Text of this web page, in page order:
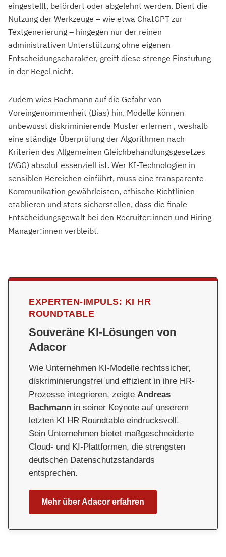
eingestellt, befördert oder abgelehnt werden. Dient die
Nutzung der Werkzeuge – wie etwa ChatGPT zur
Textgenerierung – hingegen nur der reinen
administrativen Unterstützung ohne eigenen
Entscheidungscharakter, greift diese strenge Einstufung
in der Regel nicht.
Zudem wies Bachmann auf die Gefahr von
Voreingenommenheit (Bias) hin. Modelle können
unbewusst diskriminierende Muster erlernen , weshalb
eine ständige Überprüfung der Algorithmen nach
Kriterien des Allgemeinen Gleichbehandlungsgesetzes
(AGG) absolut essenziell ist. Wer KI-Technologien in
sensiblen Bereichen einführt, muss eine transparente
Kommunikation gewährleisten, ethische Richtlinien
etablieren und stets sicherstellen, dass die finale
Entscheidungsgewalt bei den Recruiter:innen und Hiring
Manager:innen verbleibt.
EXPERTEN-IMPULS: KI HR
ROUNDTABLE
Souveräne KI-Lösungen von
Adacor
Wie Unternehmen KI-Modelle rechtssicher,
diskriminierungsfrei und effizient in ihre HR-
Prozesse integrieren, zeigte Andreas
Bachmann in seiner Keynote auf unserem
letzten KI HR Roundtable eindrucksvoll.
Sein Unternehmen bietet maßgeschneiderte
Cloud- und KI-Plattformen, die strengsten
deutschen Datenschutzstandards
entsprechen.
Mehr über Adacor erfahren